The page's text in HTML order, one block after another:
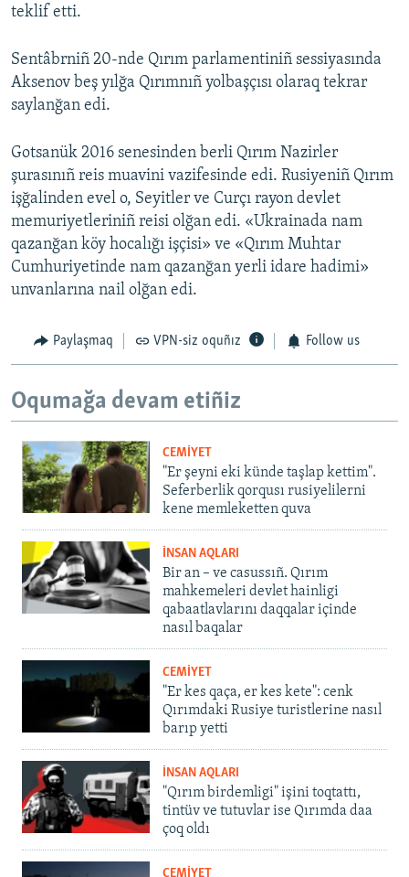
teklif etti.
Sentâbrniñ 20-nde Qırım parlamentiniñ sessiyasında
Aksenov beş yılğa Qırımnıñ yolbaşçısı olaraq tekrar
saylanğan edi.
Gotsanük 2016 senesinden berli Qırım Nazirler
şurasınıñ reis muavini vazifesinde edi. Rusiyeniñ Qırım
işğalinden evel o, Seyitler ve Curçı rayon devlet
memuriyetleriniñ reisi olğan edi. «Ukrainada nam
qazanğan köy hocalığı işçisi» ve «Qırım Muhtar
Cumhuriyetinde nam qazanğan yerli idare hadimi»
unvanlarına nail olğan edi.
Paylaşmaq VPN-siz oquñız Follow us
Oqumağa devam etiñiz
CEMİYET
"Er şeyni eki künde taşlap kettim".
Seferberlik qorqusı rusiyelilerni
kene memleketten quva
İNSAN AQLARI
Bir an – ve casussıñ. Qırım
mahkemeleri devlet hainligi
qabaatlavlarını daqqalar içinde
nasıl baqalar
CEMİYET
"Er kes qaça, er kes kete": cenk
Qırımdaki Rusiye turistlerine nasıl
barıp yetti
İNSAN AQLARI
"Qırım birdemligi" işini toqtattı,
tintüv ve tutuvlar ise Qırımda daa
çoq oldı
CEMİYET